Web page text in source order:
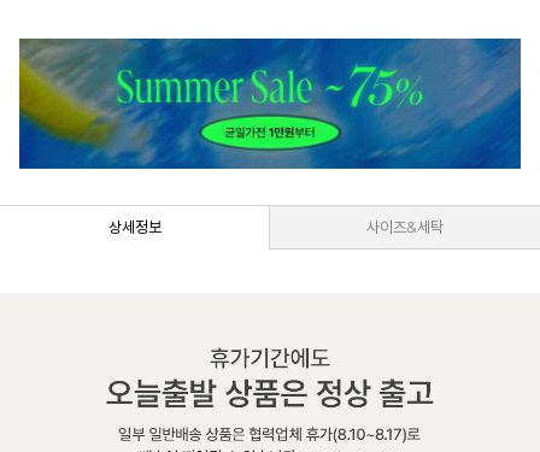
상세정보 사이즈&세탁